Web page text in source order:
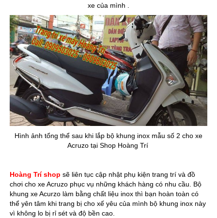
xe của mình .
Hình ảnh tổng thể sau khi lắp bộ khung inox mẫu số 2 cho xe
Acruzo tại Shop Hoàng Trí
Hoàng Trí shop sẽ liên tục cập nhật phụ kiện trang trí và đồ
chơi cho xe Acruzo phục vụ những khách hàng có nhu cầu. Bộ
khung xe Acurzo làm bằng chất liệu inox thì bạn hoàn toàn có
thể yên tâm khi trang bị cho xế yêu của mình bộ khung inox này
vì không lo bị rỉ sét và độ bền cao.